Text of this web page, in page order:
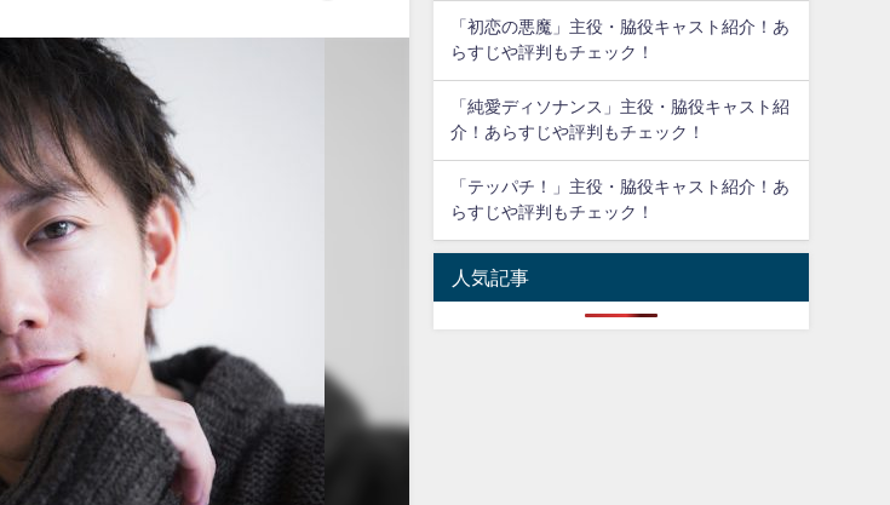
「初恋の悪魔」主役・脇役キャスト紹介！あ
らすじや評判もチェック！
「純愛ディソナンス」主役・脇役キャスト紹
介！あらすじや評判もチェック！
「テッパチ！」主役・脇役キャスト紹介！あ
らすじや評判もチェック！
人気記事